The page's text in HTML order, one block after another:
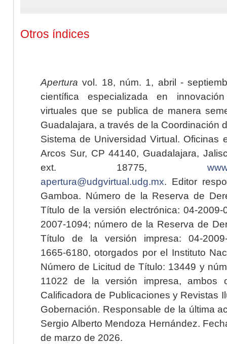
Otros índices
Apertura vol. 18, núm. 1, abril -
científica especializada en
virtuales que se publica de manera
Guadalajara, a través de la Coordinación
Sistema de Universidad Virtual. Oficinas
Arcos Sur, CP 44140, Guadalajara,
ext. 18775,
apertura@udgvirtual.udg.mx. Editor
Gamboa. Número de la Reserva de
Título de la versión electrónica: 04-2009-
2007-1094; número de la Reserva de
Título de la versión impresa: 04-2009-
1665-6180, otorgados por el Instituto
Número de Licitud de Título: 13449 y
11022 de la versión impresa, ambos
Calificadora de Publicaciones y Revistas
Gobernación. Responsable de la última
Sergio Alberto Mendoza Hernández.
de marzo de 2026.